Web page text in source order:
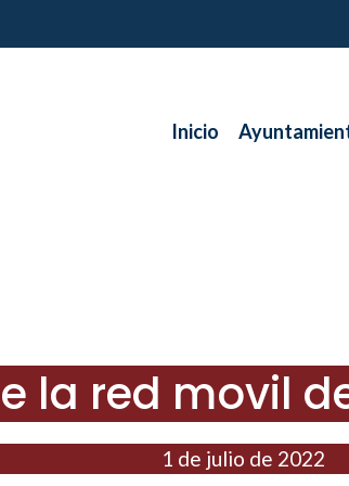
Inicio
la red movil
1 de julio de 2022